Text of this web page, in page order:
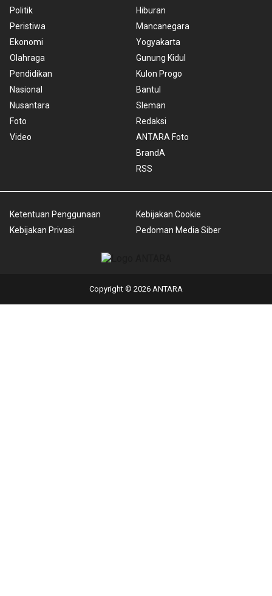
Politik
Peristiwa
Ekonomi
Olahraga
Pendidikan
Nasional
Nusantara
Foto
Video
Hiburan
Mancanegara
Yogyakarta
Gunung Kidul
Kulon Progo
Bantul
Sleman
Redaksi
ANTARA Foto
BrandA
RSS
Ketentuan Penggunaan
Kebijakan Privasi
Kebijakan Cookie
Pedoman Media Siber
Copyright © 2026 ANTARA